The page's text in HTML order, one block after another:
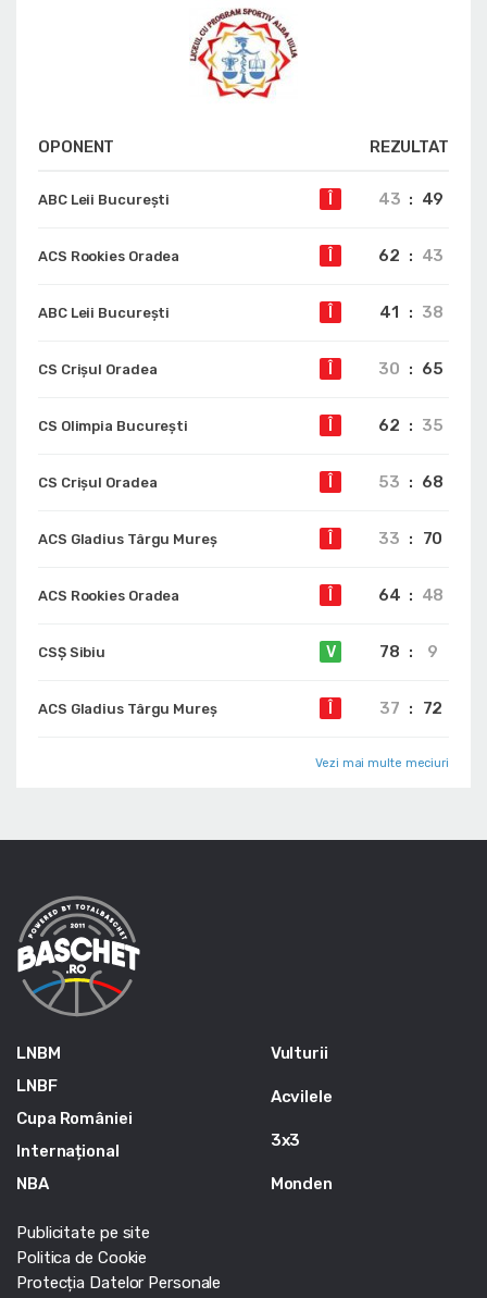
OPONENT REZULTAT
ABC Leii București 43 : 49
ACS Rookies Oradea 62 : 43
ABC Leii București 41 : 38
CS Crișul Oradea 30 : 65
CS Olimpia București 62 : 35
CS Crișul Oradea 53 : 68
ACS Gladius Târgu Mureș 33 : 70
ACS Rookies Oradea 64 : 48
CSȘ Sibiu V 78 : 9
ACS Gladius Târgu Mureș 37 : 72
Vezi mai multe meciuri
LNBM
LNBF
Cupa României
Internațional
NBA
Vulturii
Acvilele
3x3
Monden
Publicitate pe site
Politica de Cookie
Protecția Datelor Personale